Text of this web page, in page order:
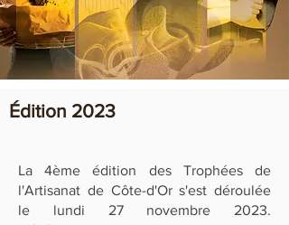
Édition 2023
La 4ème édition des Trophées de
l'Artisanat de Côte-d'Or s'est déroulée
le lundi 27 novembre 2023.